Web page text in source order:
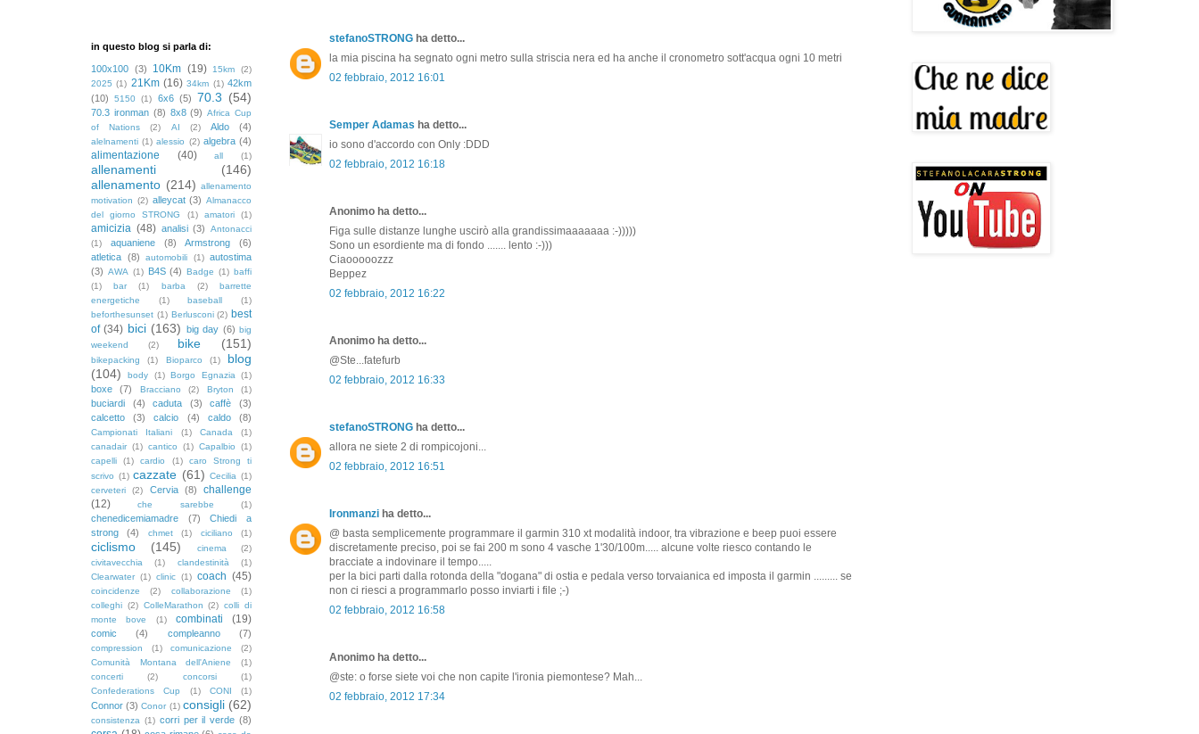
stefanoSTRONG ha detto...
la mia piscina ha segnato ogni metro sulla striscia nera ed ha anche il cronometro sott'acqua ogni 10 metri
02 febbraio, 2012 16:01
Semper Adamas ha detto...
io sono d'accordo con Only :DDD
02 febbraio, 2012 16:18
Anonimo ha detto...
Figa sulle distanze lunghe uscirò alla grandissimaaaaaaa :-)))))
Sono un esordiente ma di fondo ....... lento :-)))
Ciaooooozzz
Beppez
02 febbraio, 2012 16:22
Anonimo ha detto...
@Ste...fatefurb
02 febbraio, 2012 16:33
stefanoSTRONG ha detto...
allora ne siete 2 di rompicojoni...
02 febbraio, 2012 16:51
Ironmanzi ha detto...
@ basta semplicemente programmare il garmin 310 xt modalità indoor, tra vibrazione e beep puoi essere
discretamente preciso, poi se fai 200 m sono 4 vasche 1'30/100m..... alcune volte riesco contando le
bracciate a indovinare il tempo.....
per la bici parti dalla rotonda della "dogana" di ostia e pedala verso torvaianica ed imposta il garmin ......... se
non ci riesci a programmarlo posso inviarti i file ;-)
02 febbraio, 2012 16:58
Anonimo ha detto...
@ste: o forse siete voi che non capite l'ironia piemontese? Mah...
02 febbraio, 2012 17:34
in questo blog si parla di:
100x100 (3) 10Km (19) 15km
(2)
2025 (1) 21Km (16) 34km (1) 42km
(10)
5150 (1) 6x6 (5) 70.3 (54)
70.3 ironman (8) 8x8 (9) Africa Cup
of Nations
(2) AI (2) Aldo (4)
alelnamenti (1) alessio (2) algebra (4)
alimentazione (40) all (1)
allenamenti
(146)
allenamento (214) allenamento
motivation (2) alleycat (3) Almanacco
del giorno STRONG
(1) amatori (1)
amicizia (48) analisi (3)
Antonacci
(1)
aquaniene (8) Armstrong
(6)
atletica (8) automobili (1) autostima
(3) AWA (1) B4S (4) Badge (1) baffi
(1)
bar (1) barba (2)
barrette
energetiche
(1) baseball
(1)
beforthesunset (1) Berlusconi (2) best
of (34) bici (163) big day (6) big
weekend
(2) bike (151)
bikepacking (1) Bioparco (1)
blog
(104)
body (1) Borgo Egnazia (1)
boxe (7) Bracciano (2) Bryton (1)
buciardi (4) caduta (3) caffè
(3)
calcetto
(3) calcio (4) caldo (8)
Campionati Italiani (1) Canada
(1)
canadair (1) cantico (1) Capalbio
(1)
capelli
(1) cardio (1)
caro Strong ti
scrivo (1) cazzate (61) Cecilia (1)
cerveteri
(2) Cervia (8)
challenge
(12)
che sarebbe (1)
chenedicemiamadre (7)
Chiedi a
strong
(4) chmet (1) ciciliano (1)
ciclismo (145) cinema
(2)
civitavecchia
(1) clandestinità
(1)
Clearwater (1) clinic (1) coach (45)
coincidenze (2) collaborazione
(1)
colleghi (2) ColleMarathon (2) colli di
monte bove
(1) combinati (19)
comic (4) compleanno (7)
compression (1) comunicazione
(2)
Comunità Montana dell'Aniene
(1)
concerti
(2) concorsi
(1)
Confederations Cup
(1) CONI (1)
Connor (3) Conor (1) consigli (62)
consistenza (1) corri per il verde (8)